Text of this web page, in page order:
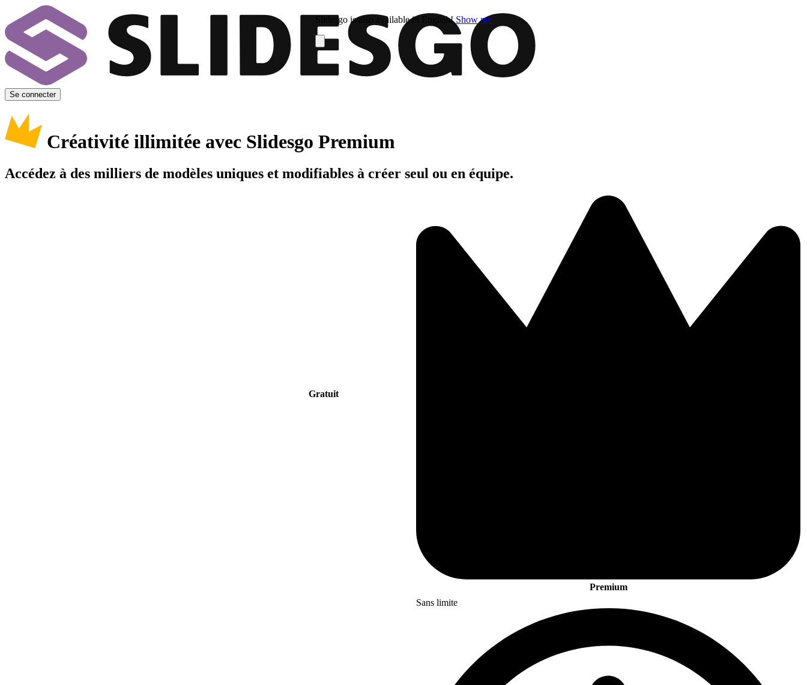
Slidesgo is also available in English! Show me
Se connecter
Créativité illimitée avec Slidesgo Premium
Accédez à des milliers de modèles uniques et modifiables à créer seul ou en équipe.
Gratuit
Premium
Sans limite